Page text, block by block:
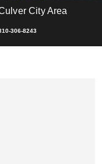
City Area
306-8243